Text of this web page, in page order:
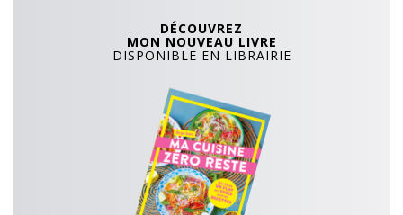
DÉCOUVREZ
MON NOUVEAU LIVRE
DISPONIBLE EN LIBRAIRIE